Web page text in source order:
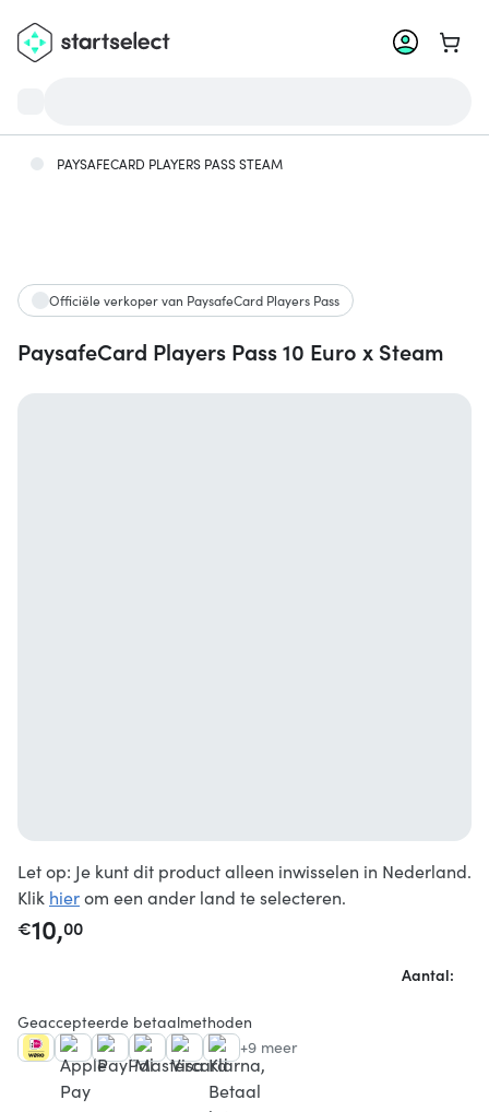
Ga
PAYSAFECARD PLAYERS PASS STEAM
Officiële verkoper van PaysafeCard Players Pass
PaysafeCard Players Pass 10 Euro x Steam
Let op: Je kunt dit product alleen inwisselen in Nederland.
Klik hierom een ander land te selecteren.
€10,00
Aantal:
Geaccepteerde betaalmethoden
+9 meer